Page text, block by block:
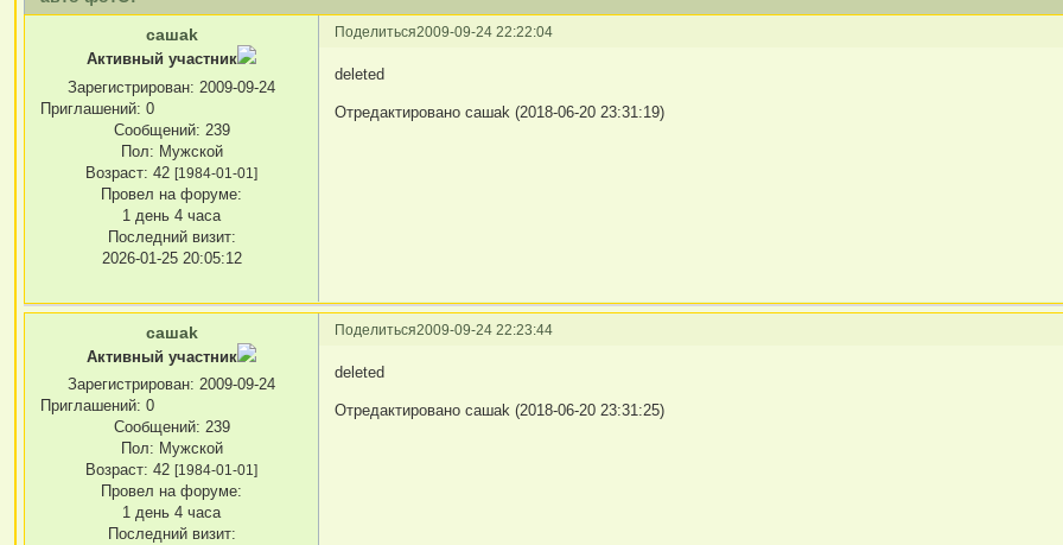
Поделиться2009-09-24 22:22:04
сашаk
Активный участник
Зарегистрирован: 2009-09-24
Приглашений: 0
Сообщений: 239
Пол: Мужской
Возраст: 42[1984-01-01]
Провел на форуме:
1 день 4 часа
Последний визит:
2026-01-25 20:05:12
deleted
Отредактировано сашаk (2018-06-20 23:31:19)
Поделиться2009-09-24 22:23:44
сашаk
Активный участник
Зарегистрирован: 2009-09-24
Приглашений: 0
Сообщений: 239
Пол: Мужской
Возраст: 42[1984-01-01]
Провел на форуме:
1 день 4 часа
Последний визит:
deleted
Отредактировано сашаk (2018-06-20 23:31:25)